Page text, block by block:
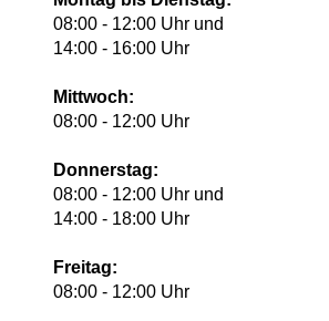
08:00 - 12:00 Uhr und
14:00 - 16:00 Uhr
Mittwoch:
08:00 - 12:00 Uhr
Donnerstag:
08:00 - 12:00 Uhr und
14:00 - 18:00 Uhr
Freitag:
08:00 - 12:00 Uhr